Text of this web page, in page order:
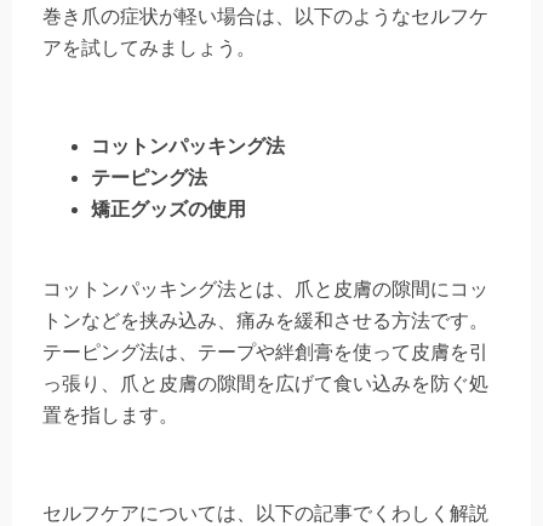
巻き爪の症状が軽い場合は、以下のようなセルフケ
アを試してみましょう。
コットンパッキング法
テーピング法
矯正グッズの使用
コットンパッキング法とは、爪と皮膚の隙間にコッ
トンなどを挟み込み、痛みを緩和させる方法です。
テーピング法は、テープや絆創膏を使って皮膚を引
っ張り、爪と皮膚の隙間を広げて食い込みを防ぐ処
置を指します。
セルフケアについては、以下の記事でくわしく解説